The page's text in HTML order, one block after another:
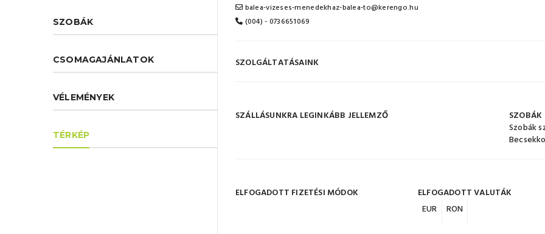
SZOBÁK
CSOMAGAJÁNLATOK
VÉLEMÉNYEK
TÉRKÉP
balea-vizeses-menedekhaz-balea-to@kerengo.hu
(004) - 0736651069
SZOLGÁLTATÁSAINK
SZÁLLÁSUNKRA LEGINKÁBB JELLEMZŐ
SZOBÁK
Szobák
ELFOGADOTT FIZETÉSI MÓDOK
ELFOGADOTT VALUTÁK
EUR
RON